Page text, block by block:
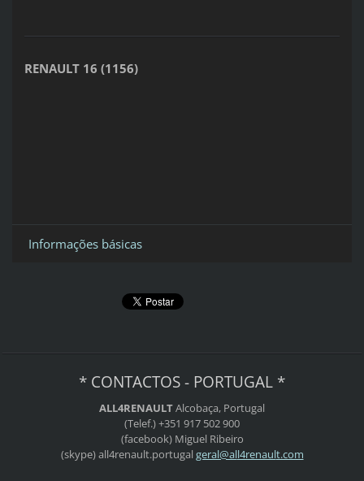
RENAULT 16 (1156)
Informações básicas
* CONTACTOS - PORTUGAL *
ALL4RENAULTAlcobaça, Portugal
(Telef.) +351 917 502 900
(facebook) Miguel Ribeiro
(skype) all4renault.portugal geral@all4renault.com